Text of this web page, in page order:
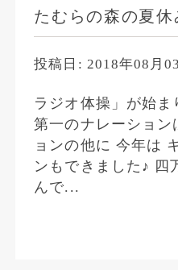
たむらの森の夏休
投稿日: 2018年08月
ラジオ体操」が始
第一のナレーション
ョンの他に 今年は
ンもできました♪ 四
んで...